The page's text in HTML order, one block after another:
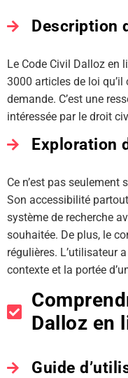
Description
Le Code Civil Dalloz en
3000 articles de loi
demande. C’est une
intéressée par le droit
Exploration
Ce n’est pas
Son accessibilité
système de recherche
souhaitée. De plus, le
régulières. L’utilisateur
contexte et la portée
Dalloz en
Guide